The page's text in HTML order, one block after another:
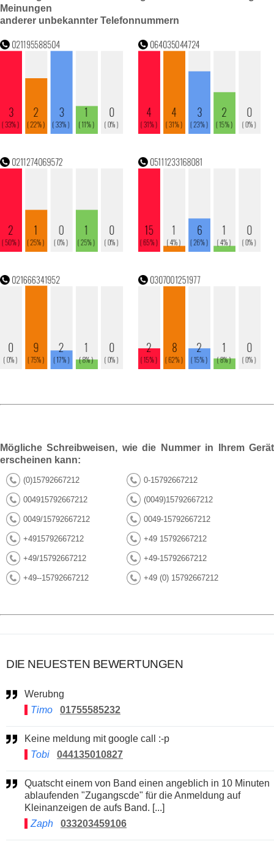
Meinungen
anderer unbekannter Telefonnummern
Mögliche Schreibweisen, wie die Nummer in Ihrem Gerät
erscheinen kann:
(0)15792667212 0-15792667212
004915792667212 (0049)15792667212
0049/15792667212 0049-15792667212
+4915792667212 +49 15792667212
+49/15792667212 +49-15792667212
+49--15792667212 +49 (0) 15792667212
DIE NEUESTEN BEWERTUNGEN
Werubng
Timo
01755585232
Keine meldung mit google call :-p
Tobi
044135010827
Quatscht einem von Band einen angeblich in 10 Minuten
ablaufenden "Zugangscde" für die Anmeldung auf
Kleinanzeigen de aufs Band. [...]
Zaph
033203459106